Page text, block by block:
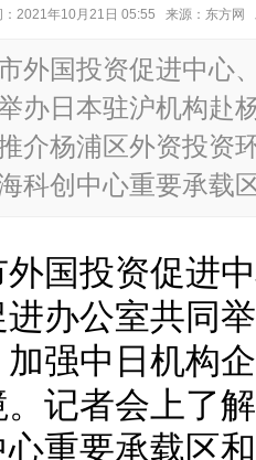
：2021年10月21日 05:55 来源：东方
外国投资促进中心
办日本驻沪机构赴
介杨浦区外资投资
科创中心重要承载
外国投资促进
办公室共同
强中日机构
记者会上了
重要承载区